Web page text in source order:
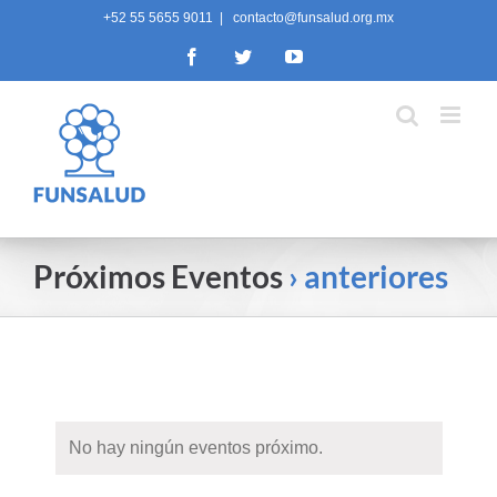
+52 55 5655 9011 contacto@funsalud.org.mx
FacebookTwitterYouTube
Próximos Eventos › anteriores
No hay ningún eventos próximo.